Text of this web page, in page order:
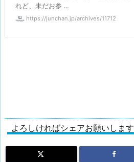
れど、未だお参 ...
https://junchan.jp/archives/11712
よろしければシェアお願いします